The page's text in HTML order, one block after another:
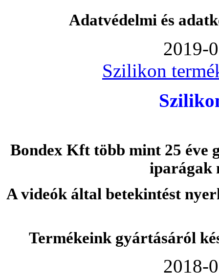
Adatvédelmi és
2019-
Szilikon
Bondex Kft több mint 25 éve
iparágak
A videók által betekintést
Termékeink gyártásáról
2018-